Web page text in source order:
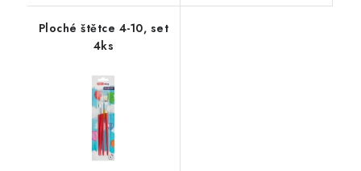
Ploché štětce 4-10, set
4ks